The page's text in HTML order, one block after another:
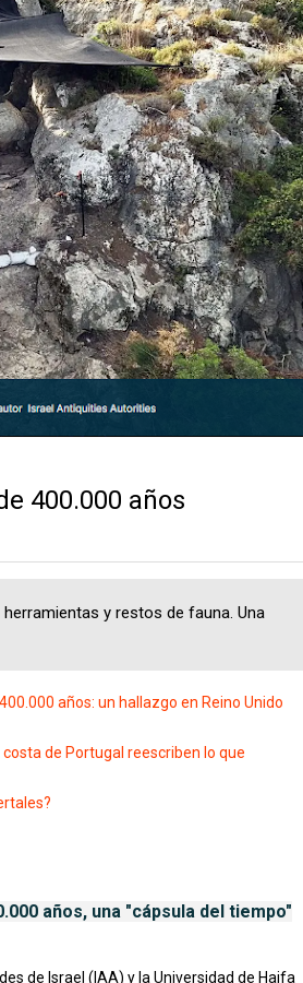
400.000 años
y restos de fauna. Una
años: un hallazgo en Reino Unido
de Portugal reescriben lo que
años, una "cápsula del tiempo"
de Israel (IAA) y la Universidad de Haifa